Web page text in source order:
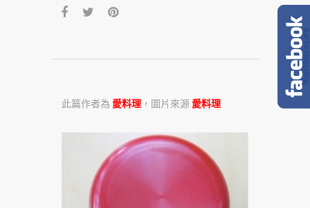
此篇作者為 愛料理 ，圖片來源 愛料理